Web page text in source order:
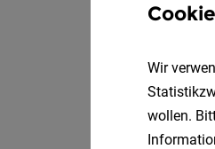
Wir
wollen.